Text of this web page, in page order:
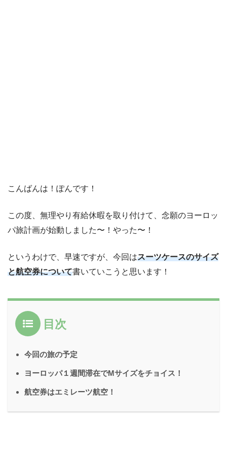
こんばんは！ぽんです！
この度、無理やり有給休暇を取り付けて、念願のヨーロッ
パ旅計画が始動しました〜！やった〜！
というわけで、早速ですが、今回はスーツケースのサイズ
と航空券について書いていこうと思います！
目次
今回の旅の予定
ヨーロッパ１週間滞在でMサイズをチョイス！
航空券はエミレーツ航空！